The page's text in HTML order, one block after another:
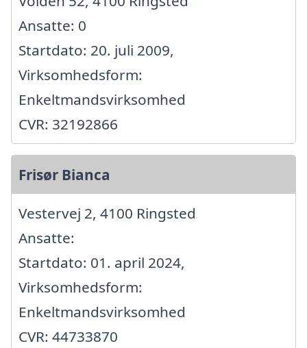
Ansatte: 0
Startdato: 20. juli 2009,
Virksomhedsform:
Enkeltmandsvirksomhed
CVR: 32192866
Frisør Bianca
Vestervej 2, 4100 Ringsted
Ansatte:
Startdato: 01. april 2024,
Virksomhedsform:
Enkeltmandsvirksomhed
CVR: 44733870